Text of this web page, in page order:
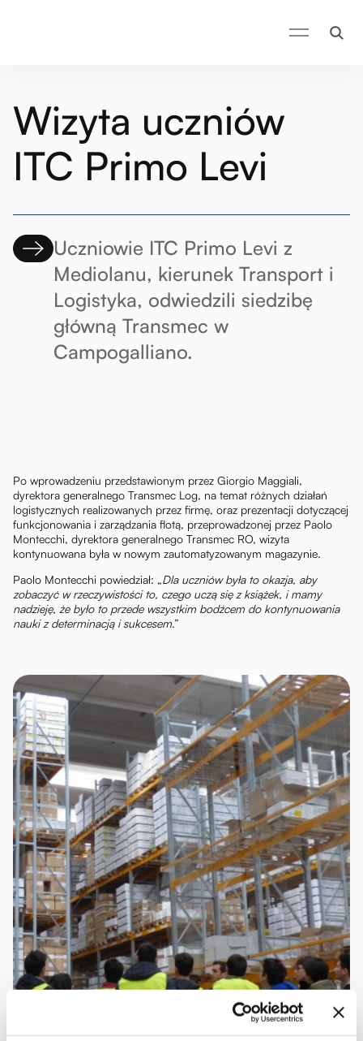
Wizyta uczniów
ITC Primo Levi
Uczniowie ITC Primo Levi z
Mediolanu, kierunek Transport i
Logistyka, odwiedzili siedzibę
główną Transmec w
Campogalliano.
Po wprowadzeniu przedstawionym przez Giorgio Maggiali,
dyrektora generalnego Transmec Log, na temat różnych działań
logistycznych realizowanych przez firmę, oraz prezentacji dotyczącej
funkcjonowania i zarządzania flotą, przeprowadzonej przez Paolo
Montecchi, dyrektora generalnego Transmec RO, wizyta
kontynuowana była w nowym zautomatyzowanym magazynie.
Paolo Montecchi powiedział: „Dla uczniów była to okazja, aby
zobaczyć w rzeczywistości to, czego uczą się z książek, i mamy
nadzieję, że było to przede wszystkim bodźcem do kontynuowania
nauki z determinacją i sukcesem.”